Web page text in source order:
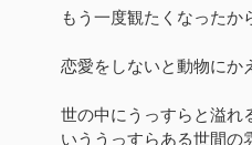
もう一度観たくなったか
恋愛をしないと動物にか
世の中にうっすらと溢れ
いううっすらある世間の